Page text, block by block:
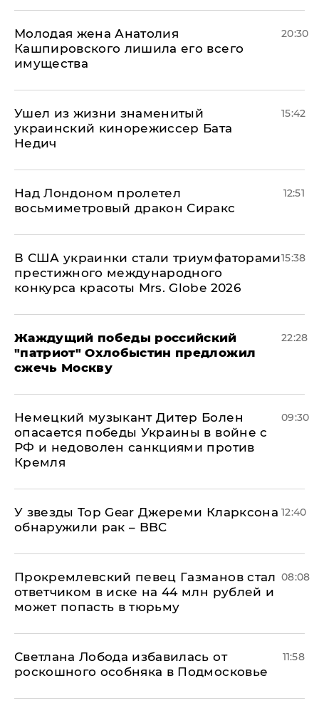
Молодая жена Анатолия
Кашпировского лишила его всего
имущества
20:30
Ушел из жизни знаменитый
украинский кинорежиссер Бата
Недич
15:42
Над Лондоном пролетел
восьмиметровый дракон Сиракс
12:51
В США украинки стали триумфаторами
престижного международного
конкурса красоты Mrs. Globe 2026
15:38
Жаждущий победы российский
"патриот" Охлобыстин предложил
сжечь Москву
22:28
Немецкий музыкант Дитер Болен
опасается победы Украины в войне с
РФ и недоволен санкциями против
Кремля
09:30
У звезды Top Gear Джереми Кларксона
обнаружили рак – BBC
12:40
Прокремлевский певец Газманов стал
ответчиком в иске на 44 млн рублей и
может попасть в тюрьму
08:08
Светлана Лобода избавилась от
роскошного особняка в Подмосковье
11:58